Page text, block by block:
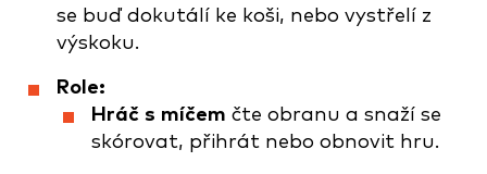
se buď dokutálí ke koši, nebo vystřelí z
výskoku.
Role:
Hráč s míčem čte obranu a snaží se
skórovat, přihrát nebo obnovit hru.